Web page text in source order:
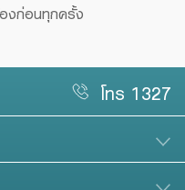
งก่อนทุกครั้ง
โทร 1327